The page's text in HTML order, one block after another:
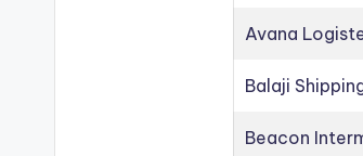
Avana
Balaji
Beacon